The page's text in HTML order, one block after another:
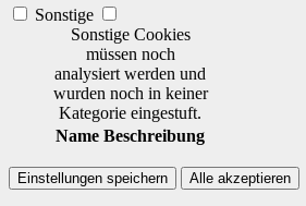
Sonstige
Sonstige Cookies
müssen noch
analysiert werden und
wurden noch in keiner
Kategorie eingestuft.
Name Beschreibung
Einstellungen speichern Alle akzeptieren